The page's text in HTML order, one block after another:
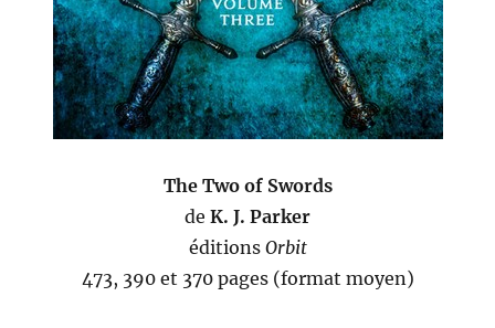
The Two of Swords
de K. J. Parker
éditions Orbit
473, 390 et 370 pages (format moyen)